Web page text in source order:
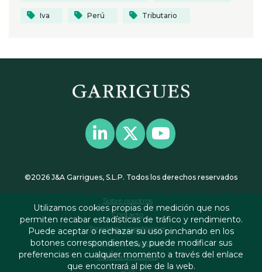
Iva Perú Tributario
©2026 J&A Garrigues, S.L.P. Todos los derechos reservados
Sobre nosotros
Contacto
Términos y condiciones
Política de privacidad
Política de cookies
Utilizamos cookies propias de medición que nos
permiten recabar estadísticas de tráfico y rendimiento.
Puede aceptar o rechazar su uso pinchando en los
botones correspondientes, y puede modificar sus
preferencias en cualquier momento a través del enlace
que encontrará al pie de la web.